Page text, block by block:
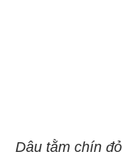
Dâu tằm chín